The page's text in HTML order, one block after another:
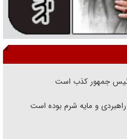
رئیس جمهور کذب است
و مایه شرم بوده است